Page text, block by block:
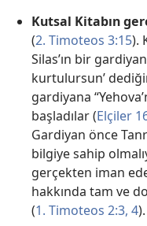
Kutsal Kitabın
(2. Timoteos 3:15).
Silas’ın bir
kurtulursun’
gardiyana
başladılar (Elçiler
Gardiyan önce
bilgiye sahip
gerçekten iman
hakkında tam ve
(1. Timoteos 2:3, 4).